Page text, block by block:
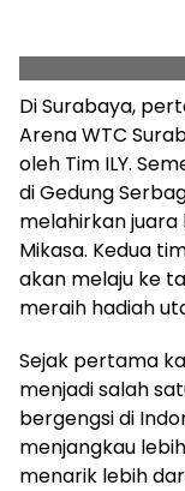
Di Surabaya,
Arena WTC
oleh Tim ILY.
di Gedung
melahirkan juara
Mikasa. Kedua
akan melaju ke
meraih hadiah
Sejak pertama
menjadi salah
bergengsi di
menjangkau
menarik lebih